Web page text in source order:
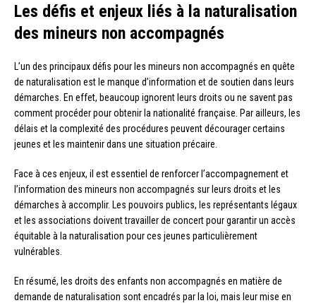
Les défis et enjeux liés à la naturalisation
des mineurs non accompagnés
L’un des principaux défis pour les mineurs non accompagnés en quête
de naturalisation est le manque d’information et de soutien dans leurs
démarches. En effet, beaucoup ignorent leurs droits ou ne savent pas
comment procéder pour obtenir la nationalité française. Par ailleurs, les
délais et la complexité des procédures peuvent décourager certains
jeunes et les maintenir dans une situation précaire.
Face à ces enjeux, il est essentiel de renforcer l’accompagnement et
l’information des mineurs non accompagnés sur leurs droits et les
démarches à accomplir. Les pouvoirs publics, les représentants légaux
et les associations doivent travailler de concert pour garantir un accès
équitable à la naturalisation pour ces jeunes particulièrement
vulnérables.
En résumé, les droits des enfants non accompagnés en matière de
demande de naturalisation sont encadrés par la loi, mais leur mise en